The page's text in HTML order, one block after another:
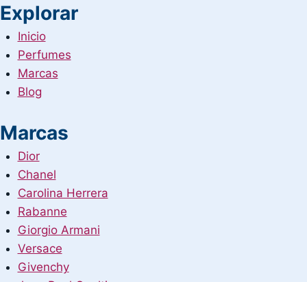
Explorar
Inicio
Perfumes
Marcas
Blog
Marcas
Dior
Chanel
Carolina Herrera
Rabanne
Giorgio Armani
Versace
Givenchy